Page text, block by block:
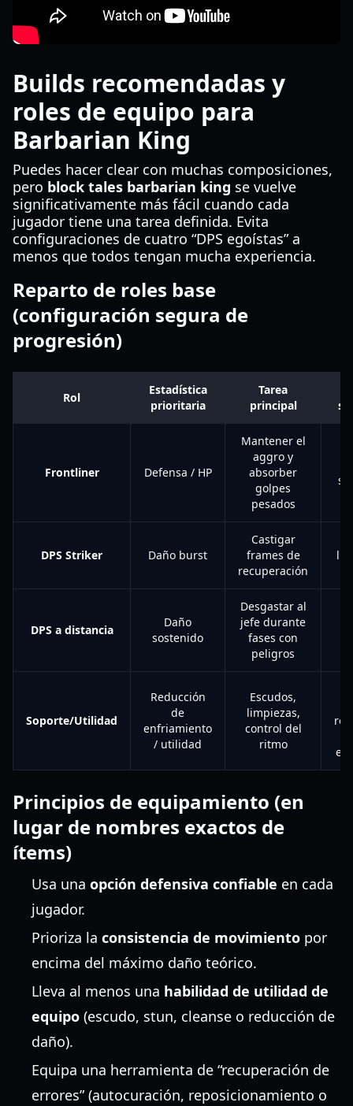
Builds recomendadas y
roles de equipo para
Barbarian King
Puedes hacer clear con muchas composiciones,
pero block tales barbarian king se vuelve
significativamente más fácil cuando cada
jugador tiene una tarea definida. Evita
configuraciones de cuatro “DPS egoístas” a
menos que todos tengan mucha experiencia.
Reparto de roles base
(configuración segura de
progresión)
Rol
Estadística
prioritaria
Tarea
principal
Frontliner Defensa / HP
Mantener el
aggro y
absorber
golpes
pesados
DPS Striker Daño burst
Castigar
frames de
recuperación
DPS a distancia
Daño
sostenido
Desgastar al
jefe durante
fases con
peligros
Soporte/Utilidad
Reducción
de
enfriamiento
/ utilidad
Escudos,
limpiezas,
control del
ritmo
Principios de equipamiento (en
lugar de nombres exactos de
ítems)
Usa una opción defensiva confiable en cada
jugador.
Prioriza la consistencia de movimiento por
encima del máximo daño teórico.
Lleva al menos una habilidad de utilidad de
equipo (escudo, stun, cleanse o reducción de
daño).
Equipa una herramienta de “recuperación de
errores” (autocuración, reposicionamiento o